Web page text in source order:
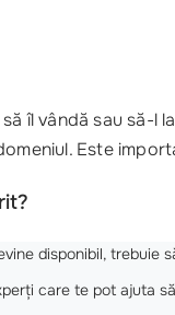
îl vândă sau
Este
disponibil, trebuie
care te pot ajuta